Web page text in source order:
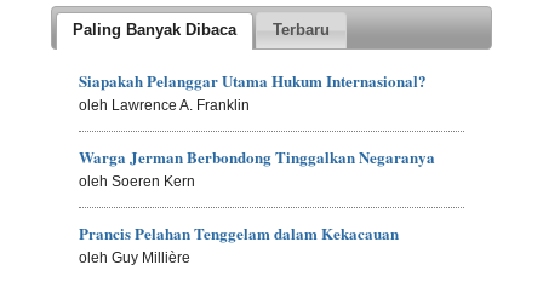
Paling Banyak Dibaca Terbaru
Siapakah Pelanggar Utama Hukum Internasional?
oleh Lawrence A. Franklin
Warga Jerman Berbondong Tinggalkan Negaranya
oleh Soeren Kern
Prancis Pelahan Tenggelam dalam Kekacauan
oleh Guy Millière